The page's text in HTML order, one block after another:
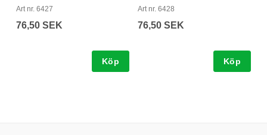
Art nr. 6427
76,50 SEK
Köp
Art nr. 6428
76,50 SEK
Köp